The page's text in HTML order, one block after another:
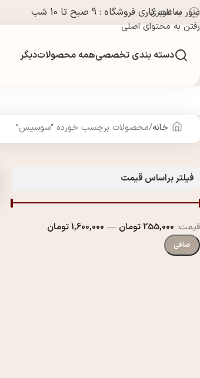
عبور به ناوبری
رفتن به محتوای اصلی
ساعت کاری فروشگاه : 9 صبح تا 10 شب
دسته بندی تخصصیهمه محصولاتدیگر
خانه محصولات برچسب خورده “سوسیس”
فیلتر براساس قیمت
صافی
قيمت: 255,000 تومان — 1,600,000 تومان